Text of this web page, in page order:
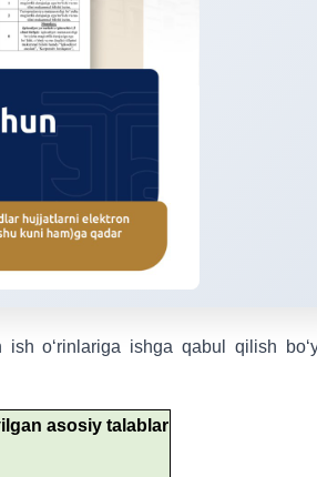
o‘rinlariga ishga qabul qilish
asosiy talablar